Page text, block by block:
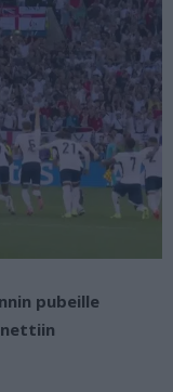
pubeille